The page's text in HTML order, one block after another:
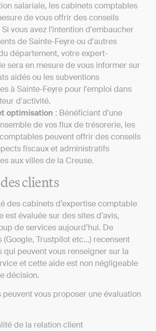
salariale, les cabinets comptables
de vous offrir des conseils
vous avez l'intention d'embaucher
de Sainte-Feyre ou d'autres
département, votre expert-
sera en mesure de vous informer sur
aidés ou les subventions
à Sainte-Feyre pour l'emploi dans
d'activité.
optimisation : Bénéficiant d'une
de vos flux de trésorerie, les
peuvent offrir des conseils
fiscaux et administratifs
aux villes de la Creuse.
clients
des cabinets d’expertise comptable
est évaluée sur des sites d’avis,
de services aujourd’hui. De
(Google, Trustpilot etc...) recensent
qui peuvent vous renseigner sur la
et cette aide est non négligeable
décision.
peuvent vous proposer une évaluation
de la relation client